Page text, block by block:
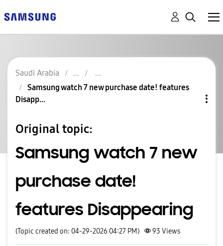
Saudi Arabia
Samsung watch 7 new purchase date! features
Disapp...
Original topic:
Samsung watch 7 new
purchase date!
features Disappearing
(Topic created on: 04-29-2026 04:27 PM) 93 Views